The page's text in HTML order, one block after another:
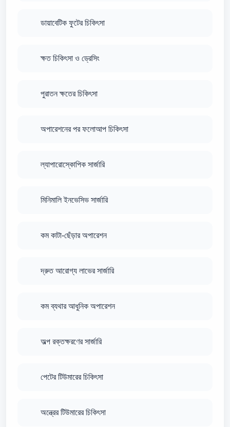
ডায়াবেটিক ফুটের চিকিৎসা
ক্ষত চিকিৎসা ও ড্রেসিং
পুরাতন ক্ষতের চিকিৎসা
অপারেশনের পর ফলোআপ চিকিৎসা
ল্যাপারোস্কোপিক সার্জারি
মিনিমালি ইনভেসিভ সার্জারি
কম কাটা-ছেঁড়ার অপারেশন
দ্রুত আরোগ্য লাভের সার্জারি
কম ব্যথার আধুনিক অপারেশন
অল্প রক্তক্ষরণের সার্জারি
পেটের টিউমারের চিকিৎসা
অন্ত্রের টিউমারের চিকিৎসা